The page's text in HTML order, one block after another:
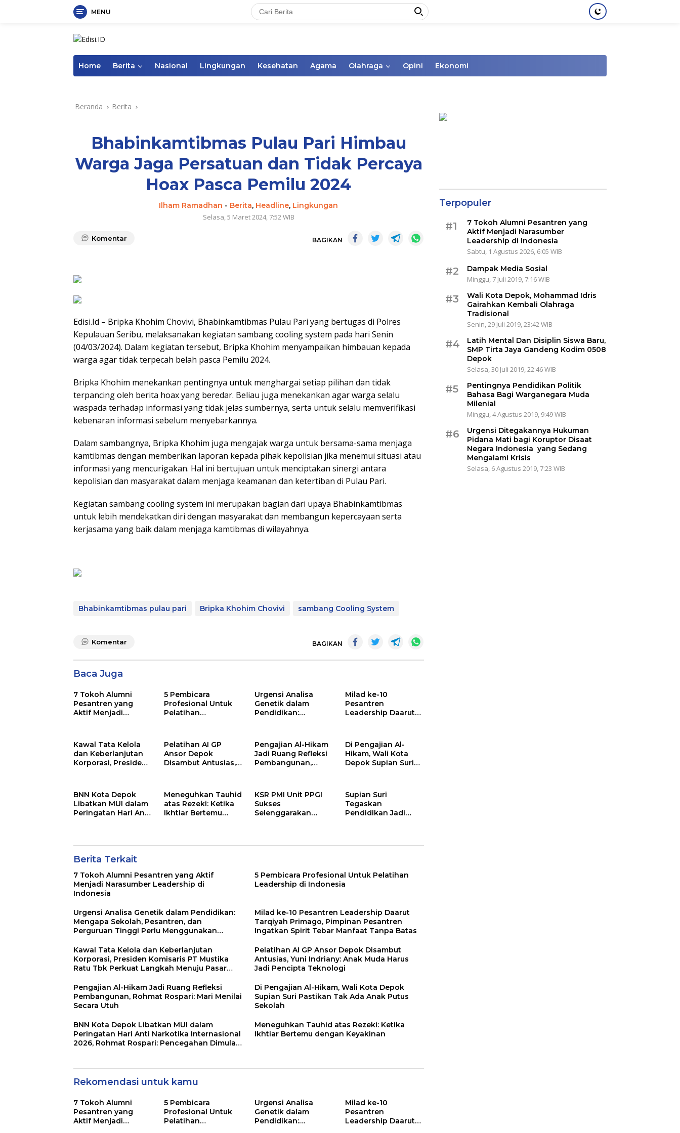
MENU
Home Berita Nasional Lingkungan Kesehatan Agama Olahraga Opini Ekonomi
Beranda Berita
Bhabinkamtibmas Pulau Pari Himbau
Warga Jaga Persatuan dan Tidak Percaya
Hoax Pasca Pemilu 2024
Ilham Ramadhan - Berita, Headline, Lingkungan
Selasa, 5 Maret 2024, 7:52 WIB
Komentar BAGIKAN
Edisi.Id – Bripka Khohim Chovivi, Bhabinkamtibmas Pulau Pari yang bertugas di Polres
Kepulauan Seribu, melaksanakan kegiatan sambang cooling system pada hari Senin
(04/03/2024). Dalam kegiatan tersebut, Bripka Khohim menyampaikan himbauan kepada
warga agar tidak terpecah belah pasca Pemilu 2024.
Bripka Khohim menekankan pentingnya untuk menghargai setiap pilihan dan tidak
terpancing oleh berita hoax yang beredar. Beliau juga menekankan agar warga selalu
waspada terhadap informasi yang tidak jelas sumbernya, serta untuk selalu memverifikasi
kebenaran informasi sebelum menyebarkannya.
Dalam sambangnya, Bripka Khohim juga mengajak warga untuk bersama-sama menjaga
kamtibmas dengan memberikan laporan kepada pihak kepolisian jika menemui situasi atau
informasi yang mencurigakan. Hal ini bertujuan untuk menciptakan sinergi antara
kepolisian dan masyarakat dalam menjaga keamanan dan ketertiban di Pulau Pari.
Kegiatan sambang cooling system ini merupakan bagian dari upaya Bhabinkamtibmas
untuk lebih mendekatkan diri dengan masyarakat dan membangun kepercayaan serta
kerjasama yang baik dalam menjaga kamtibmas di wilayahnya.
Bhabinkamtibmas pulau pari Bripka Khohim Chovivi sambang Cooling System
Komentar BAGIKAN
Baca Juga
7 Tokoh Alumni
Pesantren yang
Aktif Menjadi
Indonesia
5 Pembicara
Profesional Untuk
Pelatihan
Urgensi Analisa
Genetik dalam
Pendidikan:
Perguruan Tinggi
Perlu Menggunakan
PRIMAGEN.id
Milad ke-10
Pesantren
Leadership Daarut
Ingatkan Spirit
Tebar
Manfaat Tanpa
Batas
Kawal Tata Kelola
dan Keberlanjutan
Korporasi, Presiden
Perkuat Langkah
Menuju Pasar Global
Pelatihan AI GP
Ansor Depok
Disambut Antusias,
Pencipta Teknologi
Pengajian Al-Hikam
Jadi Ruang Refleksi
Pembangunan,
Utuh
Di Pengajian Al-
Hikam, Wali Kota
Depok Supian Suri
BNN Kota Depok
Libatkan MUI dalam
Peringatan Hari Anti
Pencegahan Dimulai
dari Keluarga
Meneguhkan Tauhid
atas Rezeki: Ketika
Ikhtiar Bertemu
KSR PMI Unit PPGI
Sukses
Selenggarakan
Supian Suri
Tegaskan
Pendidikan Jadi
Pemkot Depok
Berita Terkait
7 Tokoh Alumni Pesantren yang Aktif
Menjadi Narasumber Leadership di
Indonesia
5 Pembicara Profesional Untuk Pelatihan
Leadership di Indonesia
Urgensi Analisa Genetik dalam Pendidikan:
Mengapa Sekolah, Pesantren, dan
Perguruan Tinggi Perlu Menggunakan
Milad ke-10 Pesantren Leadership Daarut
Tarqiyah Primago, Pimpinan Pesantren
Ingatkan Spirit Tebar Manfaat Tanpa Batas
Kawal Tata Kelola dan Keberlanjutan
Korporasi, Presiden Komisaris PT Mustika
Ratu Tbk Perkuat Langkah Menuju Pasar
Pelatihan AI GP Ansor Depok Disambut
Antusias, Yuni Indriany: Anak Muda Harus
Jadi Pencipta Teknologi
Pengajian Al-Hikam Jadi Ruang Refleksi
Pembangunan, Rohmat Rospari: Mari Menilai
Secara Utuh
Di Pengajian Al-Hikam, Wali Kota Depok
Supian Suri Pastikan Tak Ada Anak Putus
Sekolah
BNN Kota Depok Libatkan MUI dalam
Peringatan Hari Anti Narkotika Internasional
2026, Rohmat Rospari: Pencegahan Dimulai
Meneguhkan Tauhid atas Rezeki: Ketika
Ikhtiar Bertemu dengan Keyakinan
Rekomendasi untuk kamu
7 Tokoh Alumni
Pesantren yang
Aktif Menjadi
5 Pembicara
Profesional Untuk
Pelatihan
Urgensi Analisa
Genetik dalam
Pendidikan:
Milad ke-10
Pesantren
Leadership Daarut
Terpopuler
#1
7 Tokoh Alumni Pesantren yang
Aktif Menjadi Narasumber
Leadership di Indonesia
Sabtu, 1 Agustus 2026, 6:05 WIB
#2
Dampak Media Sosial
Minggu, 7 Juli 2019, 7:16 WIB
#3
Wali Kota Depok, Mohammad Idris
Gairahkan Kembali Olahraga
Tradisional
Senin, 29 Juli 2019, 23:42 WIB
#4
Latih Mental Dan Disiplin Siswa Baru,
SMP Tirta Jaya Gandeng Kodim 0508
Depok
Selasa, 30 Juli 2019, 22:46 WIB
#5
Pentingnya Pendidikan Politik
Bahasa Bagi Warganegara Muda
Milenial
Minggu, 4 Agustus 2019, 9:49 WIB
#6
Urgensi Ditegakannya Hukuman
Pidana Mati bagi Koruptor Disaat
Negara Indonesia yang Sedang
Mengalami Krisis
Selasa, 6 Agustus 2019, 7:23 WIB